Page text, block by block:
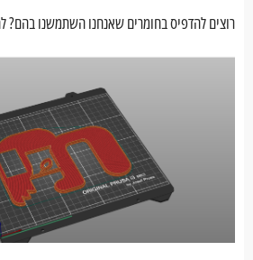
רוצים להדפיס בחומרים שאנחנו השתמשנו בהם?